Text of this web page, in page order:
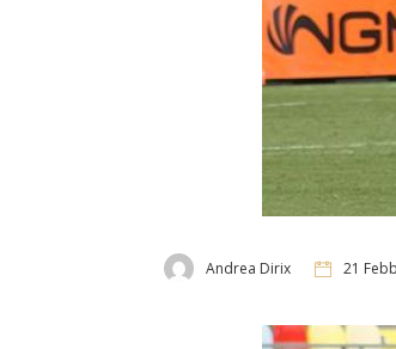
Andrea Dirix 21